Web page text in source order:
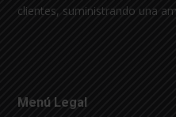
clientes, suministrando una
Menú Legal